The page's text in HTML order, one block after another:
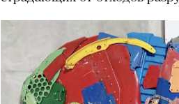
В конце июня на сцене
«Сатирикон» сыграли
вышедшем в 2011 году,